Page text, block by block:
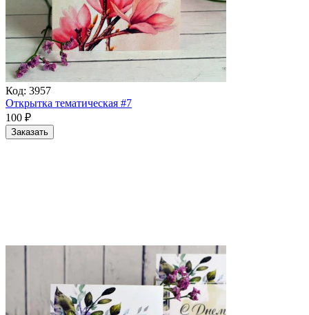
Код: 3957
Открытка тематическая #7
100 ₽
Заказать